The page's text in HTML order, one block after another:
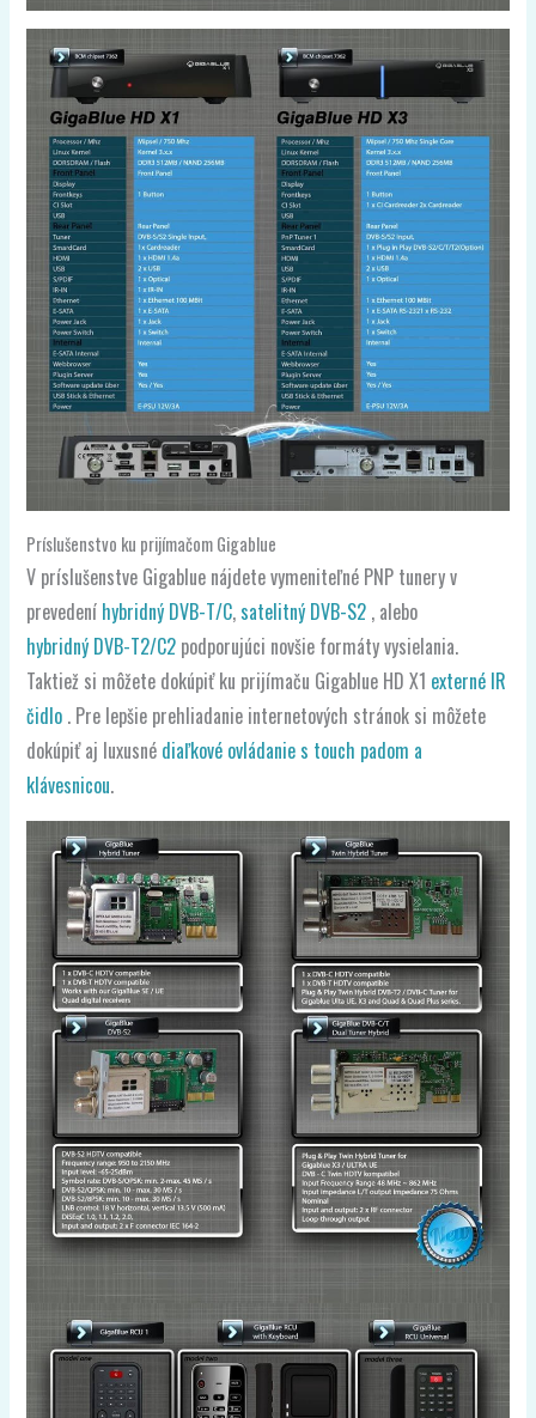
Príslušenstvo ku prijímačom Gigablue
V príslušenstve Gigablue nájdete vymeniteľné PNP tunery v
prevedení hybridný DVB-T/C,satelitný DVB-S2 , alebo
hybridný DVB-T2/C2 podporujúci novšie formáty vysielania.
Taktiež si môžete dokúpiť ku prijímaču Gigablue HD X1 externé IR
čidlo . Pre lepšie prehliadanie internetových stránok si môžete
dokúpiť aj luxusné diaľkové ovládanie s touch padom a
klávesnicou.